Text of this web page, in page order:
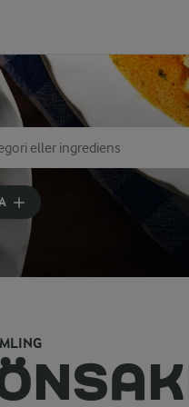
eller ingrediens
för att få förslag